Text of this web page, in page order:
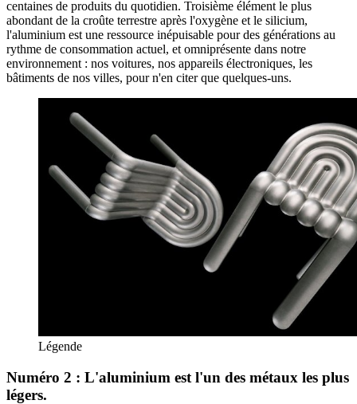
centaines de produits du quotidien. Troisième élément le plus
abondant de la croûte terrestre après l'oxygène et le silicium,
l'aluminium est une ressource inépuisable pour des générations au
rythme de consommation actuel, et omniprésente dans notre
environnement : nos voitures, nos appareils électroniques, les
bâtiments de nos villes, pour n'en citer que quelques-uns.
Légende
Numéro 2 : L'aluminium est l'un des métaux les plus
légers.